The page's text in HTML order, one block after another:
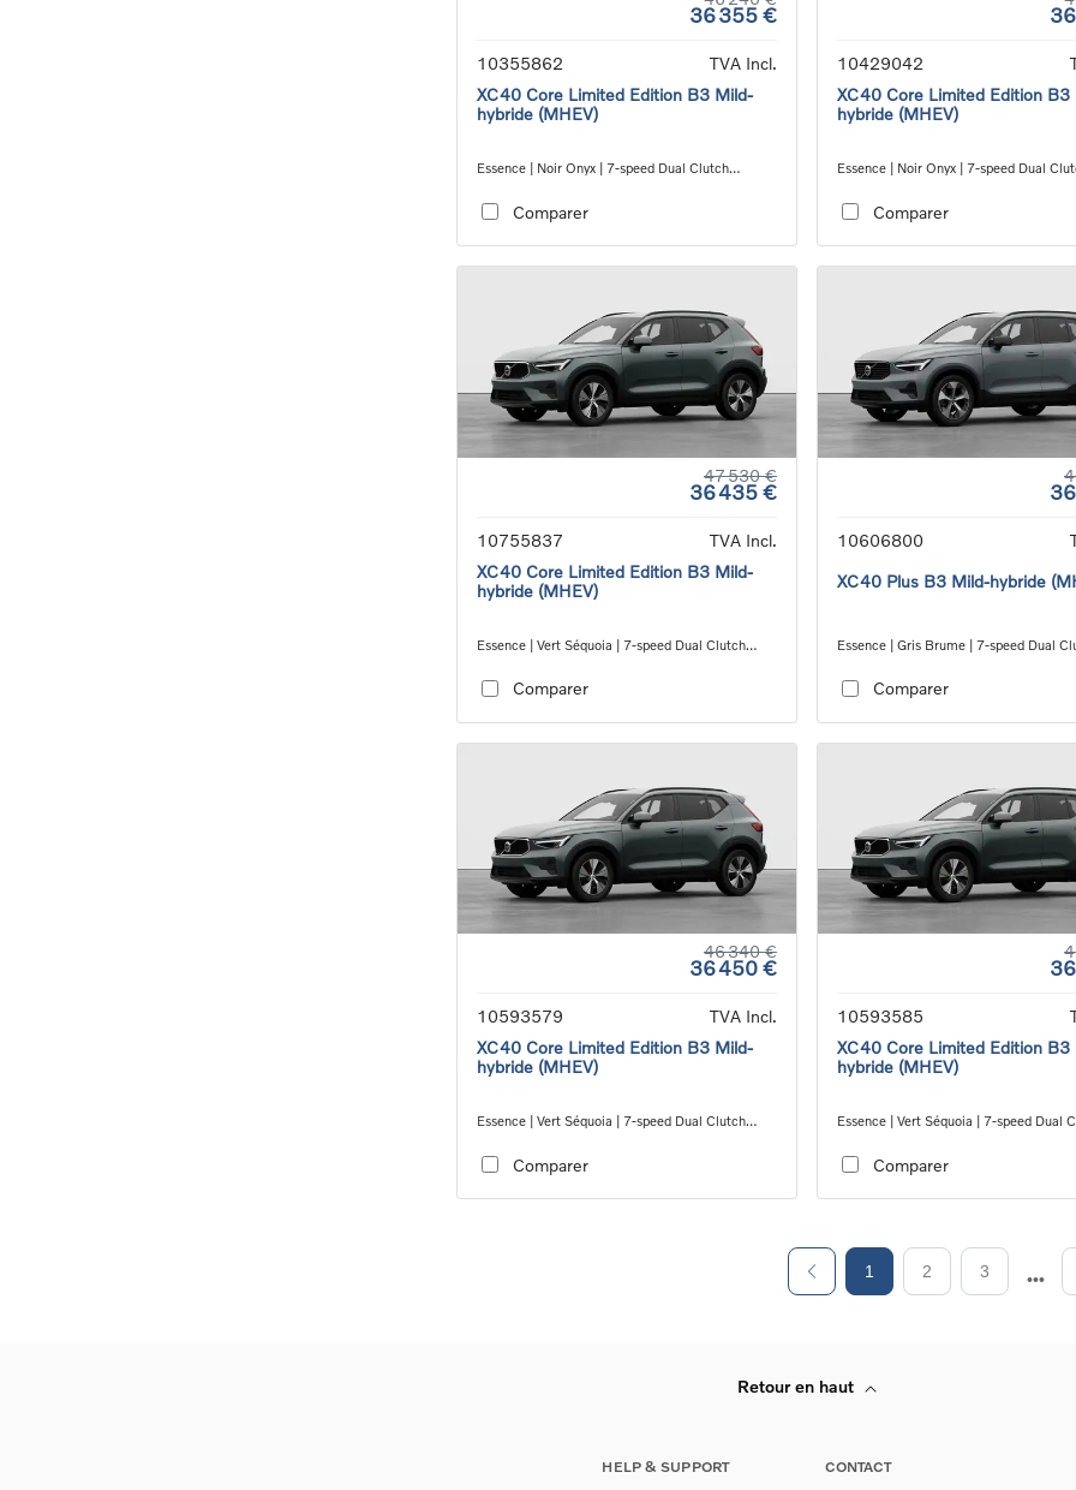
36 355 €
10355862
TVA Incl.
XC40 Core Limited Edition B3 Mild-
hybride (MHEV)
Essence | Noir Onyx | 7-speed Dual Clutch
Comparer
10429042
XC40 Core Limited Edition B3
hybride (MHEV)
Essence | Noir Onyx | 7-speed Dual
Comparer
47 530 €
36 435 €
10755837
TVA Incl.
XC40 Core Limited Edition B3 Mild-
hybride (MHEV)
Essence | Vert Séquoia | 7-speed Dual Clutch
Comparer
10606800
XC40 Plus B3 Mild-hybride
Essence | Gris Brume | 7-speed Dual
Comparer
46 340 €
36 450 €
10593579
TVA Incl.
XC40 Core Limited Edition B3 Mild-
hybride (MHEV)
Essence | Vert Séquoia | 7-speed Dual Clutch
Comparer
10593585
XC40 Core Limited Edition B3
hybride (MHEV)
Essence | Vert Séquoia | 7-speed Dual
Comparer
1 2 3
Retour en haut
HELP & SUPPORT CONTACT